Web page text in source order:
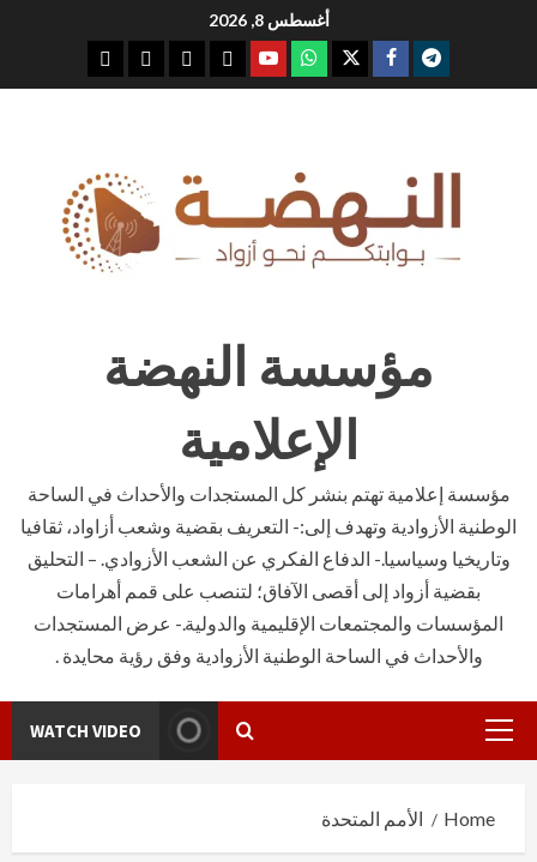
أغسطس 8, 2026
telegram
facebook
x
whatsap
youtube
مؤسسة النهضة
الإعلامية
مؤسسة إعلامية تهتم بنشر كل المستجدات والأحداث في الساحة
الوطنية الأزوادية وتهدف إلى:- التعريف بقضية وشعب أزاواد، ثقافيا
وتاريخيا وسياسيا.- الدفاع الفكري عن الشعب الأزوادي. – التحليق
بقضية أزواد إلى أقصى الآفاق؛ لتنصب على قمم أهرامات
المؤسسات والمجتمعات الإقليمية والدولية.- عرض المستجدات
والأحداث في الساحة الوطنية الأزوادية وفق رؤية محايدة .
Primary
WATCH VIDEO
Home الأمم المتحدة